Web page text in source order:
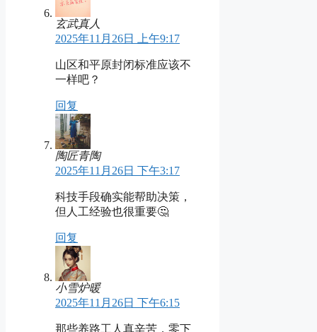
玄武真人
2025年11月26日 上午9:17
山区和平原封闭标准应该不
一样吧？
回复
陶匠青陶
2025年11月26日 下午3:17
科技手段确实能帮助决策，
但人工经验也很重要🤔
回复
小雪炉暖
2025年11月26日 下午6:15
那些养路工人真辛苦，零下